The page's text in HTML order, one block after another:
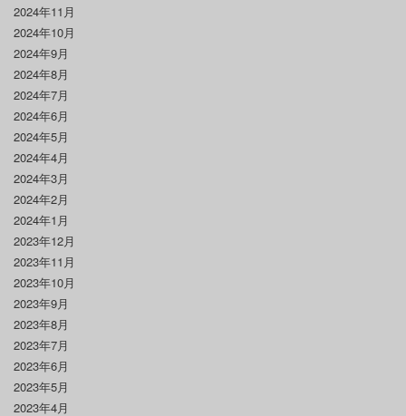
2024年11月
2024年10月
2024年9月
2024年8月
2024年7月
2024年6月
2024年5月
2024年4月
2024年3月
2024年2月
2024年1月
2023年12月
2023年11月
2023年10月
2023年9月
2023年8月
2023年7月
2023年6月
2023年5月
2023年4月